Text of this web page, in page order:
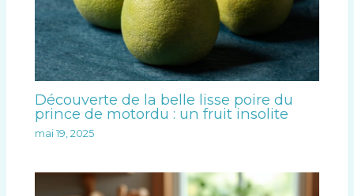
Découverte de la belle lisse poire du
prince de motordu : un fruit insolite
mai 19, 2025